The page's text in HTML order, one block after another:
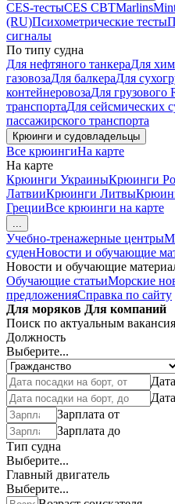
CES-тестыCES CBTMarlins
(RU)Психометрические тесты
сигналы
По типу судна
Для нефтяного танкераДля
газовозаДля балкераДля
контейнеровозаДля грузового
транспортаДля сейсмических
пассажирского транспорта
Крюинги и судовладельцы
Все крюингиНа карте
На карте
Крюинги УкраиныКрюинги
ЛатвииКрюинги Литвы
ГрецииВсе крюинги на карте
...
Учебно-тренажерные центры
суденНовости и обучающие
Новости и обучающие
Обучающие статьиМорские
предложенияСправка по сайту
Для моряков Для компаний
Поиск по актуальным
Должность
Выберите...
Зарплата от
Зарплата до
Тип судна
Выберите...
Главный двигатель
Выберите...